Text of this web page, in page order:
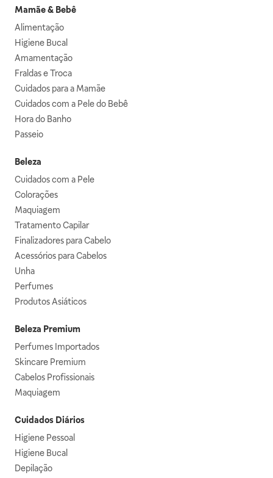
Mamãe & Bebê
Alimentação
Higiene Bucal
Amamentação
Fraldas e Troca
Cuidados para a Mamãe
Cuidados com a Pele do Bebê
Hora do Banho
Passeio
Beleza
Cuidados com a Pele
Colorações
Maquiagem
Tratamento Capilar
Finalizadores para Cabelo
Acessórios para Cabelos
Unha
Perfumes
Produtos Asiáticos
Beleza Premium
Perfumes Importados
Skincare Premium
Cabelos Profissionais
Maquiagem
Cuidados Diários
Higiene Pessoal
Higiene Bucal
Depilação